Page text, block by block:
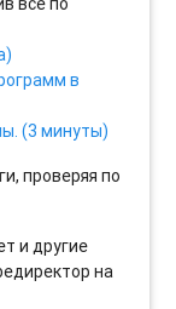
в
(3 минуты)
проверяя по
и другие
на